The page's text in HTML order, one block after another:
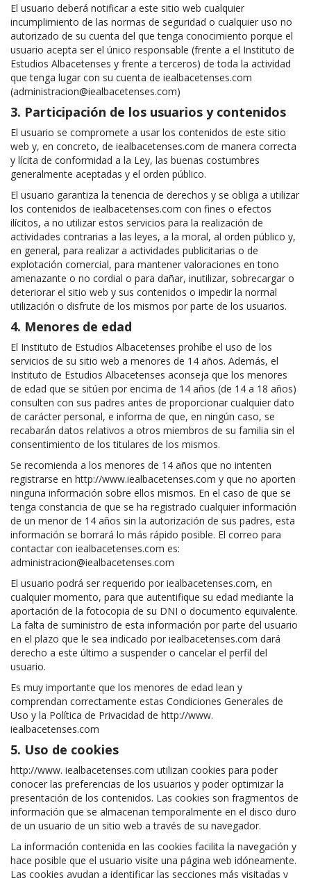
El usuario deberá notificar a este sitio web cualquier
incumplimiento de las normas de seguridad o cualquier uso no
autorizado de su cuenta del que tenga conocimiento porque el
usuario acepta ser el único responsable (frente a el Instituto de
Estudios Albacetenses y frente a terceros) de toda la actividad
que tenga lugar con su cuenta de iealbacetenses.com
(administracion@iealbacetenses.com)
3. Participación de los usuarios y contenidos
El usuario se compromete a usar los contenidos de este sitio
web y, en concreto, de iealbacetenses.com de manera correcta
y lícita de conformidad a la Ley, las buenas costumbres
generalmente aceptadas y el orden público.
El usuario garantiza la tenencia de derechos y se obliga a utilizar
los contenidos de iealbacetenses.com con fines o efectos
ilícitos, a no utilizar estos servicios para la realización de
actividades contrarias a las leyes, a la moral, al orden público y,
en general, para realizar a actividades publicitarias o de
explotación comercial, para mantener valoraciones en tono
amenazante o no cordial o para dañar, inutilizar, sobrecargar o
deteriorar el sitio web y sus contenidos o impedir la normal
utilización o disfrute de los mismos por parte de los usuarios.
4. Menores de edad
El Instituto de Estudios Albacetenses prohíbe el uso de los
servicios de su sitio web a menores de 14 años. Además, el
Instituto de Estudios Albacetenses aconseja que los menores
de edad que se sitúen por encima de 14 años (de 14 a 18 años)
consulten con sus padres antes de proporcionar cualquier dato
de carácter personal, e informa de que, en ningún caso, se
recabarán datos relativos a otros miembros de su familia sin el
consentimiento de los titulares de los mismos.
Se recomienda a los menores de 14 años que no intenten
registrarse en http://www.iealbacetenses.com y que no aporten
ninguna información sobre ellos mismos. En el caso de que se
tenga constancia de que se ha registrado cualquier información
de un menor de 14 años sin la autorización de sus padres, esta
información se borrará lo más rápido posible. El correo para
contactar con iealbacetenses.com es:
administracion@iealbacetenses.com
El usuario podrá ser requerido por iealbacetenses.com, en
cualquier momento, para que autentifique su edad mediante la
aportación de la fotocopia de su DNI o documento equivalente.
La falta de suministro de esta información por parte del usuario
en el plazo que le sea indicado por iealbacetenses.com dará
derecho a este último a suspender o cancelar el perfil del
usuario.
Es muy importante que los menores de edad lean y
comprendan correctamente estas Condiciones Generales de
Uso y la Política de Privacidad de http://www.
iealbacetenses.com
5. Uso de cookies
http://www. iealbacetenses.com utilizan cookies para poder
conocer las preferencias de los usuarios y poder optimizar la
presentación de los contenidos. Las cookies son fragmentos de
información que se almacenan temporalmente en el disco duro
de un usuario de un sitio web a través de su navegador.
La información contenida en las cookies facilita la navegación y
hace posible que el usuario visite una página web idóneamente.
Las cookies ayudan a identificar las secciones más visitadas y